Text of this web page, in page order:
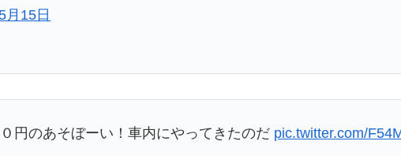
月15日
円のあそぼーい！車内にやってきたのだ pic.twitter.com/